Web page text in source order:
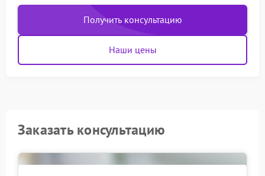
Получить консультацию
Наши цены
Заказать консультацию